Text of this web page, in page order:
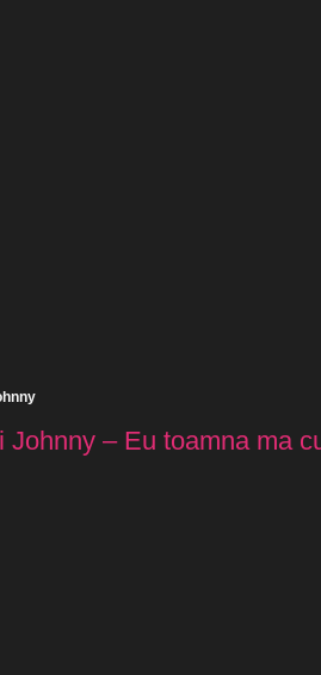
Johnny – Eu toamna ma